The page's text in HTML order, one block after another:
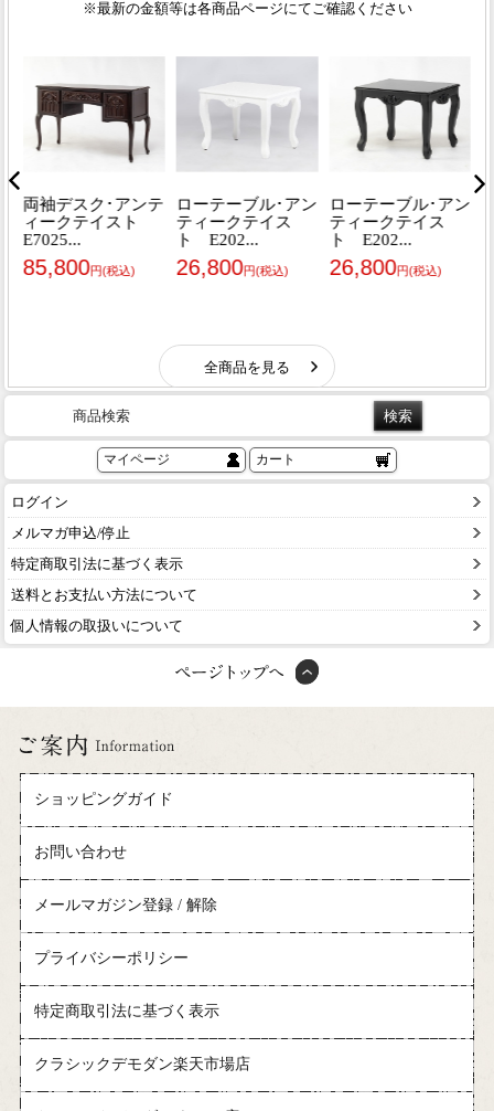
商品検索
マイページ カート
ログイン
メルマガ申込/停止
特定商取引法に基づく表示
送料とお支払い方法について
個人情報の取扱いについて
ショッピングガイド
お問い合わせ
メールマガジン登録 / 解除
プライバシーポリシー
特定商取引法に基づく表示
クラシックデモダン楽天市場店